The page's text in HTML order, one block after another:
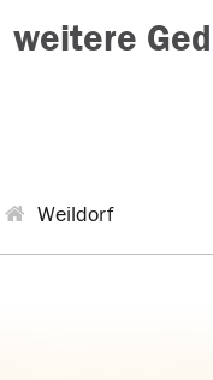
weitere
Weildorf